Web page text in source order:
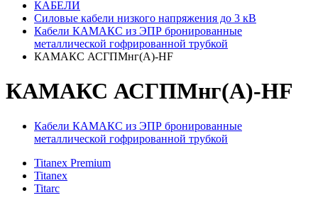
КАБЕЛИ
Силовые кабели низкого напряжения до 3 кВ
Кабели КАМАКС из ЭПР бронированные
металлической гофрированной трубкой
КАМАКС АСГПМнг(А)-HF
КАМАКС АСГПМнг(А)-HF
Кабели КАМАКС из ЭПР бронированные
металлической гофрированной трубкой
Titanex Premium
Titanex
Titarc